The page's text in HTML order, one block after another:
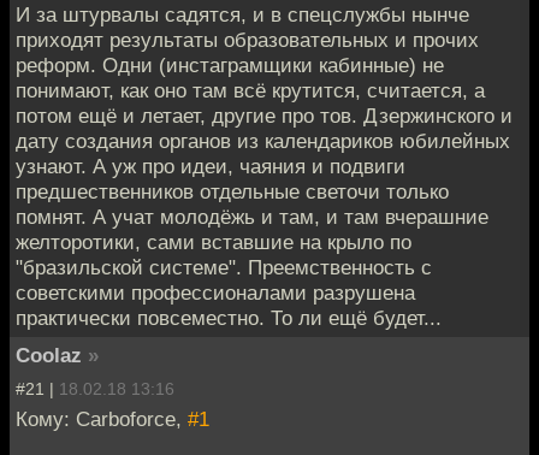
И за штурвалы садятся, и в спецслужбы нынче
приходят результаты образовательных и прочих
реформ. Одни (инстаграмщики кабинные) не
понимают, как оно там всё крутится, считается, а
потом ещё и летает, другие про тов. Дзержинского и
дату создания органов из календариков юбилейных
узнают. А уж про идеи, чаяния и подвиги
предшественников отдельные светочи только
помнят. А учат молодёжь и там, и там вчерашние
желторотики, сами вставшие на крыло по
"бразильской системе". Преемственность с
советскими профессионалами разрушена
практически повсеместно. То ли ещё будет...
Coolaz »
#21 | 18.02.18 13:16
Кому: Carboforce, #1